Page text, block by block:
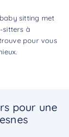
sitting met
sitters à
pour vous
pour une